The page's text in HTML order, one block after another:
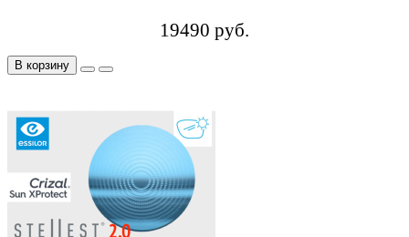
19490 руб.
В корзину